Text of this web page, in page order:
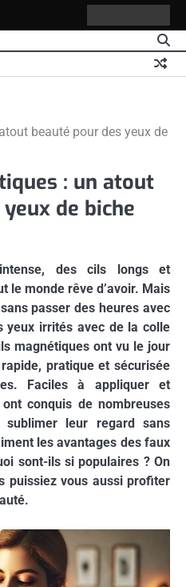
légales
du
en
de
beauté pour des yeux de
: un atout
de biche
des cils longs et
le monde rêve d’avoir. Mais
passer des heures avec
yeux irrités avec de la colle
magnétiques ont vu le jour
pratique et sécurisée
Faciles à appliquer et
conquis de nombreuses
sublimer leur regard sans
les avantages des faux
sont-ils si populaires ? On
puissiez vous aussi profiter